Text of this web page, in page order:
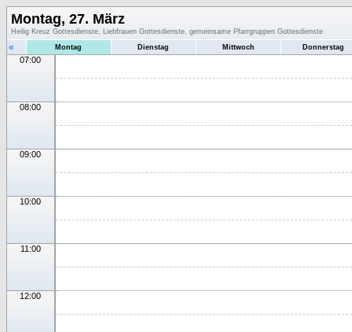
Montag, 27. März
Heilig Kreuz Gottesdienste, Liebfrauen Gottesdienste, gemeinsame Pfarrgruppen Gottesdienste
« Montag Dienstag Mittwoch Donnerstag
07:00
08:00
09:00
10:00
11:00
12:00